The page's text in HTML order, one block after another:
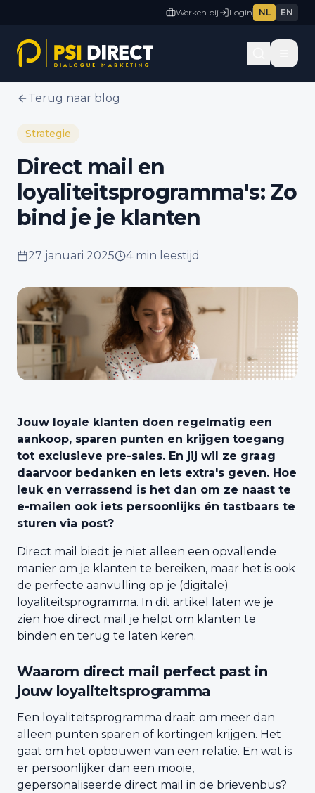
Werken bij Login NL EN
Terug naar blog
Strategie
Direct mail en
loyaliteitsprogramma's: Zo
bind je je klanten
27 januari 2025 4 min leestijd
Jouw loyale klanten doen regelmatig een
aankoop, sparen punten en krijgen toegang
tot exclusieve pre-sales. En jij wil ze graag
daarvoor bedanken en iets extra's geven. Hoe
leuk en verrassend is het dan om ze naast te
e-mailen ook iets persoonlijks én tastbaars te
sturen via post?
Direct mail biedt je niet alleen een opvallende
manier om je klanten te bereiken, maar het is ook
de perfecte aanvulling op je (digitale)
loyaliteitsprogramma. In dit artikel laten we je
zien hoe direct mail je helpt om klanten te
binden en terug te laten keren.
Waarom direct mail perfect past in
jouw loyaliteitsprogramma
Een loyaliteitsprogramma draait om meer dan
alleen punten sparen of kortingen krijgen. Het
gaat om het opbouwen van een relatie. En wat is
er persoonlijker dan een mooie,
gepersonaliseerde direct mail in de brievenbus?